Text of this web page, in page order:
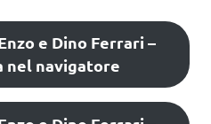
e Dino Ferrari –
nel navigatore